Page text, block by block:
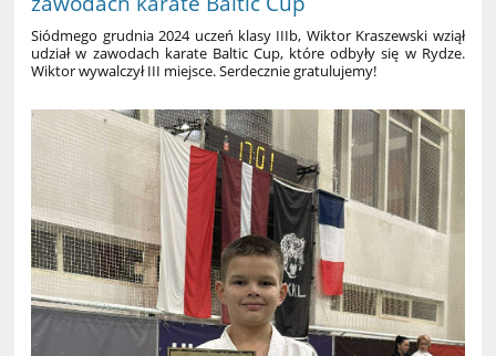
Siódmego grudnia 2024 uczeń klasy IIIb, Wiktor Kraszewski wziął
udział w zawodach karate Baltic Cup, które odbyły się w Rydze.
Wiktor wywalczył III miejsce. Serdecznie gratulujemy!